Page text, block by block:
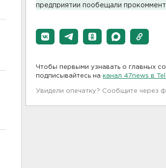
предприятии пообещали
Чтобы первыми узнавать о главных
подписывайтесь на канал 47news в
Увидели опечатку? Сообщите через